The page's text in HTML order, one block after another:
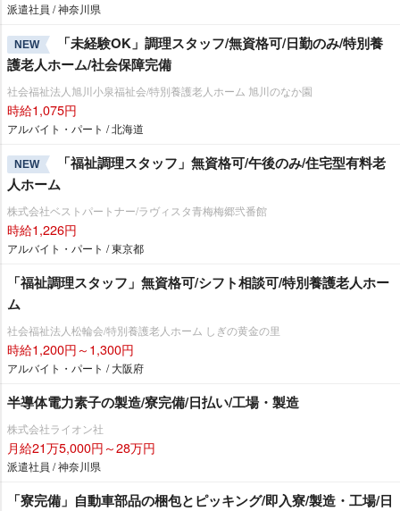
派遣社員 / 神奈川県
NEW
「未経験OK」調理スタッフ/無資格可/日勤のみ/特別養
護老人ホーム/社会保障完備
社会福祉法人旭川小泉福祉会/特別養護老人ホーム 旭川のなか園
時給1,075円
アルバイト・パート / 北海道
NEW
「福祉調理スタッフ」無資格可/午後のみ/住宅型有料老
人ホーム
株式会社ベストパートナー/ラヴィスタ青梅梅郷弐番館
時給1,226円
アルバイト・パート / 東京都
「福祉調理スタッフ」無資格可/シフト相談可/特別養護老人ホー
ム
社会福祉法人松輪会/特別養護老人ホーム しぎの黄金の里
時給1,200円～1,300円
アルバイト・パート / 大阪府
半導体電力素子の製造/寮完備/日払い/工場・製造
株式会社ライオン社
月給21万5,000円～28万円
派遣社員 / 神奈川県
「寮完備」自動車部品の梱包とピッキング/即入寮/製造・工場/日